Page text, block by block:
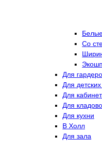
Со
Для
Для
Для
Для
Для кухни
В Холл
Для зала